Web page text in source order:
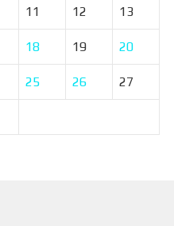
11 12 13
18 19 20
25 26 27